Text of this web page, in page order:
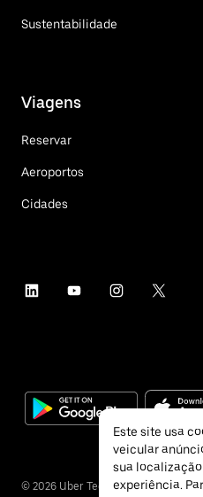
Sustentabilidade
Viagens
Reservar
Aeroportos
Cidades
© 2026 Uber Technologies Inc.
Este site usa
veicular
sua
experiência.